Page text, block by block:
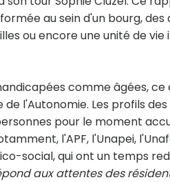
au sein d'un bourg,
ou encore une unité de
comme âgées,
l'Autonomie. Les profils
pour le moment
l'APF, l'Unapei,
social, qui ont un temps
aux attentes des